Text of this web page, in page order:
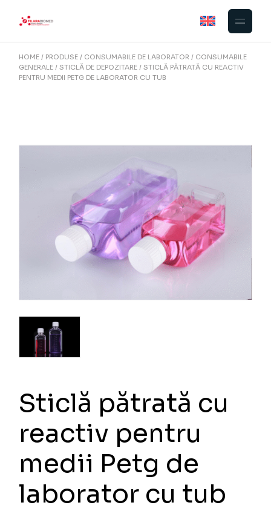
HOME PRODUSE CONSUMABILE DE LABORATOR
CONSUMABILE
GENERALE
STICLĂ DE DEPOZITARE
STICLĂ PĂTRATĂ CU REACTIV
PENTRU MEDII PETG DE LABORATOR CU TUB
Sticlă pătrată cu
reactiv pentru
medii Petg de
laborator cu tub